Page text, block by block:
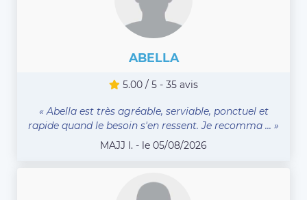
ABELLA
5.00 / 5 - 35 avis
« Abella est très agréable, serviable, ponctuel et
rapide quand le besoin s'en ressent. Je recomma ... »
MAJJ I. - le 05/08/2026